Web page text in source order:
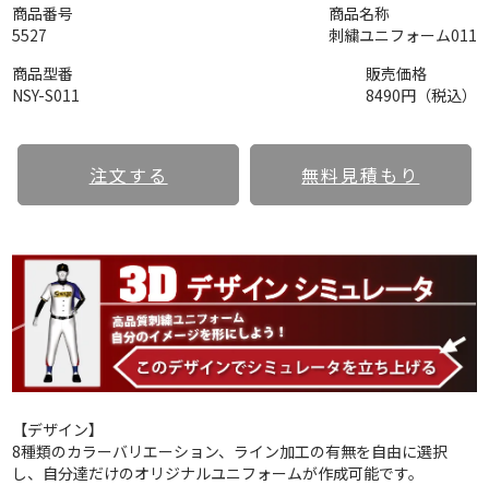
商品番号
5527
商品名称
刺繍ユニフォーム011
商品型番
NSY-S011
販売価格
8490円（税込）
注文する 無料見積もり
【デザイン】
8種類のカラーバリエーション、ライン加工の有無を自由に選択
し、自分達だけのオリジナルユニフォームが作成可能です。